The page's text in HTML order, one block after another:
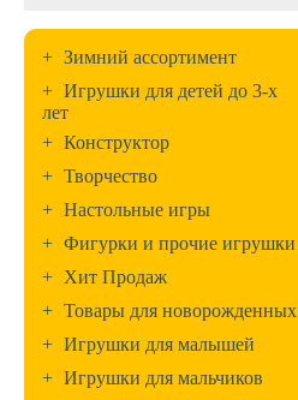
+ Зимний ассортимент
+ Игрушки для детей до 3-х
лет
+ Конструктор
+ Творчество
+ Настольные игры
+ Фигурки и прочие игрушки
+ Хит Продаж
+ Товары для новорожденных
+ Игрушки для малышей
+ Игрушки для мальчиков